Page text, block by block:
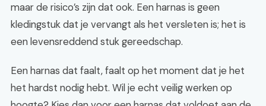
maar de risico’s zijn dat ook. Een harnas is geen
kledingstuk dat je vervangt als het versleten is; het is
een levensreddend stuk gereedschap.
Een harnas dat faalt, faalt op het moment dat je het
het hardst nodig hebt. Wil je echt veilig werken op